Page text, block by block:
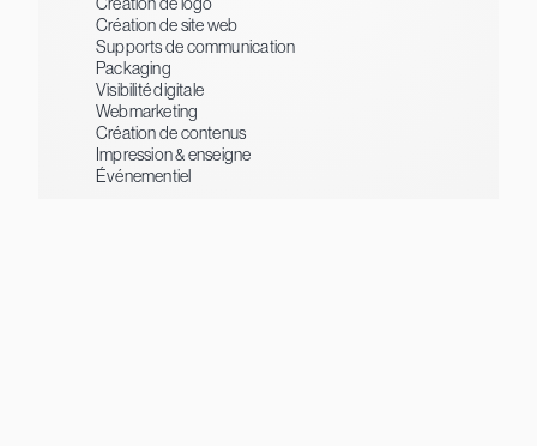
Création de site web
Supports de communication
Packaging
Visibilité digitale
Webmarketing
Création de contenus
Impression & enseigne
Événementiel